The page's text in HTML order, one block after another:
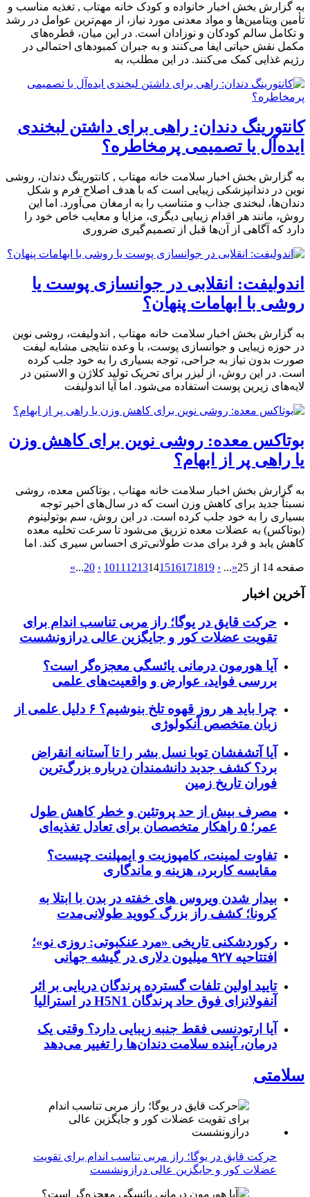
به گزارش بخش اخبار خانواده و کودک خانه مهتاب , تغذیه مناسب و
تأمین ویتامین‌ها و مواد معدنی مورد نیاز، از مهم‌ترین عوامل در رشد
و تکامل سالم کودکان و نوزادان است. در این میان، قطره‌های
مکمل نقش حیاتی ایفا می‌کنند و به جبران کمبودهای احتمالی در
رژیم غذایی کمک می‌کنند. در این مطلب، به
کانتورینگ دندان: راهی برای داشتن لبخندی
ایده‌آل یا تصمیمی پرمخاطره؟
به گزارش بخش اخبار سلامت خانه مهتاب , کانتورینگ دندان، روشی
نوین در دندانپزشکی زیبایی است که با هدف اصلاح فرم و شکل
دندان‌ها، لبخندی جذاب و متناسب را به ارمغان می‌آورد. اما این
روش، مانند هر اقدام زیبایی دیگری، مزایا و معایب خاص خود را
دارد که آگاهی از آن‌ها قبل از تصمیم‌گیری ضروری
اندولیفت: انقلابی در جوانسازی پوست یا
روشی با ابهامات پنهان؟
به گزارش بخش اخبار سلامت خانه مهتاب , اندولیفت، روشی نوین
در حوزه زیبایی و جوانسازی پوست، با وعده نتایجی مشابه لیفت
صورت بدون نیاز به جراحی، توجه بسیاری را به خود جلب کرده
است. در این روش، از لیزر برای تحریک تولید کلاژن و الاستین در
لایه‌های زیرین پوست استفاده می‌شود. اما آیا اندولیفت
بوتاکس معده: روشی نوین برای کاهش وزن
یا راهی پر از ابهام؟
به گزارش بخش اخبار سلامت خانه مهتاب , بوتاکس معده، روشی
نسبتاً جدید برای کاهش وزن است که در سال‌های اخیر توجه
بسیاری را به خود جلب کرده است. در این روش، سم بوتولینوم
(بوتاکس) به عضلات معده تزریق می‌شود تا سرعت تخلیه معده
کاهش یابد و فرد برای مدت طولانی‌تری احساس سیری کند. اما
صفحه 14 از 25 «
...
‹
1011 1213141516171819
›
20
...
»
آخرین اخبار
حرکت قایق در یوگا؛ راز مربی تناسب اندام برای
تقویت عضلات کور و جایگزین عالی درازونشست
آیا هورمون درمانی یائسگی معجزه‌گر است؟
بررسی فواید، عوارض و واقعیت‌های علمی
چرا باید هر روز قهوه تلخ بنوشیم؟ ۶ دلیل علمی از
زبان متخصص آنکولوژی
آیا آتشفشان توبا نسل بشر را تا آستانه انقراض
برد؟ کشف جدید دانشمندان درباره بزرگ‌ترین
فوران تاریخ زمین
مصرف بیش از حد پروتئین و خطر کاهش طول
عمر؛ ۵ راهکار متخصصان برای تعادل تغذیه‌ای
تفاوت لمینت، کامپوزیت و ایمپلنت چیست؟
مقایسه کاربرد، هزینه و ماندگاری
بیدار شدن ویروس‌ های خفته در بدن با ابتلا به
کرونا؛ کشف راز بزرگ کووید طولانی‌مدت
رکوردشکنی تاریخی «مرد عنکبوتی: روزی نو»؛
افتتاحیه ۹۲۷ میلیون دلاری در گیشه جهانی
تایید اولین تلفات گسترده پرندگان دریایی بر اثر
آنفولانزای فوق حاد پرندگان H5N1 در استرالیا
آیا ارتودنسی فقط جنبه زیبایی دارد؟ وقتی یک
درمان، آینده سلامت دندان‌ها را تغییر می‌دهد
سلامتی
حرکت قایق در یوگا؛ راز مربی تناسب اندام برای تقویت
عضلات کور و جایگزین عالی درازونشست